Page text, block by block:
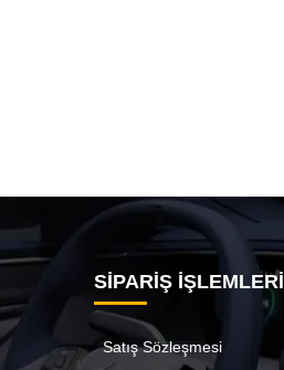
SİPARİŞ İŞLEMLERİ
Satış Sözleşmesi